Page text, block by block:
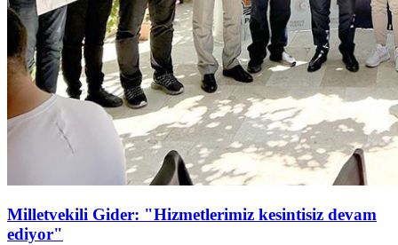
Milletvekili Gider: "Hizmetlerimiz kesintisiz devam
ediyor"